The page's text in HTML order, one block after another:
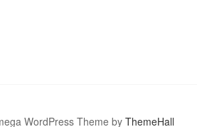
WordPress Theme by ThemeHall